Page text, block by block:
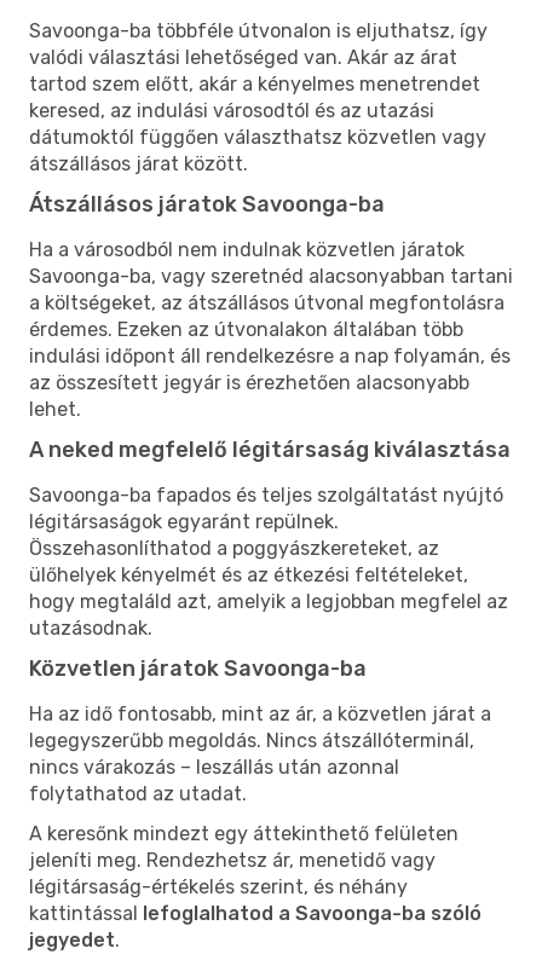
Savoonga-ba többféle útvonalon is eljuthatsz, így
valódi választási lehetőséged van. Akár az árat
tartod szem előtt, akár a kényelmes menetrendet
keresed, az indulási városodtól és az utazási
dátumoktól függően választhatsz közvetlen vagy
átszállásos járat között.
Átszállásos járatok Savoonga-ba
Ha a városodból nem indulnak közvetlen járatok
Savoonga-ba, vagy szeretnéd alacsonyabban tartani
a költségeket, az átszállásos útvonal megfontolásra
érdemes. Ezeken az útvonalakon általában több
indulási időpont áll rendelkezésre a nap folyamán, és
az összesített jegyár is érezhetően alacsonyabb
lehet.
A neked megfelelő légitársaság kiválasztása
Savoonga-ba fapados és teljes szolgáltatást nyújtó
légitársaságok egyaránt repülnek.
Összehasonlíthatod a poggyászkereteket, az
ülőhelyek kényelmét és az étkezési feltételeket,
hogy megtaláld azt, amelyik a legjobban megfelel az
utazásodnak.
Közvetlen járatok Savoonga-ba
Ha az idő fontosabb, mint az ár, a közvetlen járat a
legegyszerűbb megoldás. Nincs átszállóterminál,
nincs várakozás – leszállás után azonnal
folytathatod az utadat.
A keresőnk mindezt egy áttekinthető felületen
jeleníti meg. Rendezhetsz ár, menetidő vagy
légitársaság-értékelés szerint, és néhány
kattintással lefoglalhatod a Savoonga-ba szóló
jegyedet.